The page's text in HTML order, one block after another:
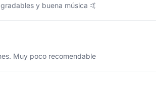
y buena música 🤙
Muy poco recomendable